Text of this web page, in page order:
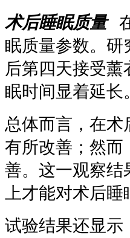
术后睡眠质量在
眠质量参数。研
后第四天接受
眠时间显着延长
总体而言，在术
有所改善；然而
善。这一观察结
上才能对术后
试验结果还显示